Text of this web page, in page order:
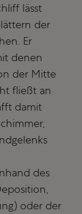
lässt
der
Er
denen
der Mitte
fließt an
damit
des
oder der